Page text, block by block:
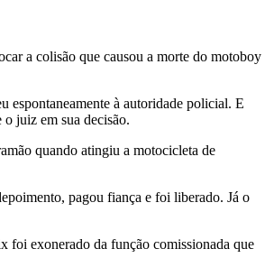
a colisão que causou a morte do motoboy
espontaneamente à autoridade policial. E
o juiz em sua decisão.
quando atingiu a motocicleta de
pagou fiança e foi liberado. Já o
foi exonerado da função comissionada que